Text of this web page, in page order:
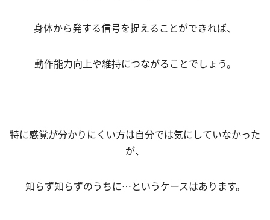
身体から発する信号を捉えることができれば、
動作能力向上や維持につながることでしょう。
特に感覚が分かりにくい方は自分では気にしていなかった
が、
知らず知らずのうちに…というケースはあります。